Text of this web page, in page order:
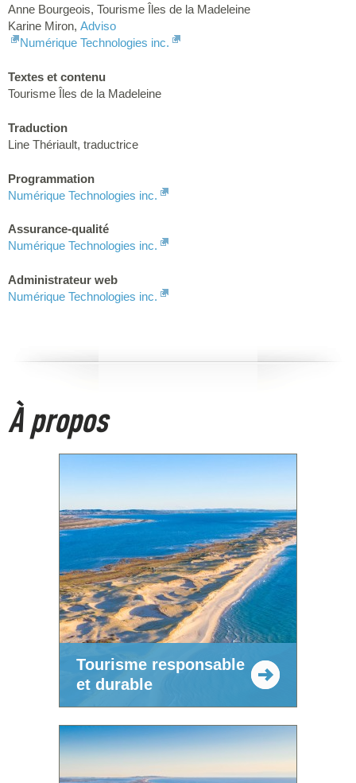
Anne Bourgeois, Tourisme Îles de la Madeleine
Karine Miron, Adviso
Numérique Technologies inc.
Textes et contenu
Tourisme Îles de la Madeleine
Traduction
Line Thériault, traductrice
Programmation
Numérique Technologies inc.
Assurance-qualité
Numérique Technologies inc.
Administrateur web
Numérique Technologies inc.
À propos
Tourisme responsable
et durable